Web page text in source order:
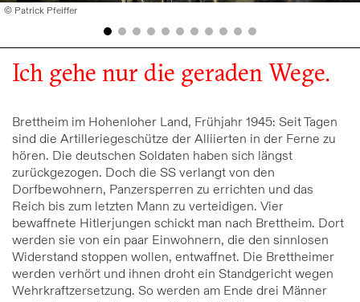
© Patrick Pfeiffer
Ich gehe nur die geraden Wege.
Brettheim im Hohenloher Land, Frühjahr 1945: Seit Tagen
sind die Artilleriegeschütze der Alliierten in der Ferne zu
hören. Die deutschen Soldaten haben sich längst
zurückgezogen. Doch die SS verlangt von den
Dorfbewohnern, Panzersperren zu errichten und das
Reich bis zum letzten Mann zu verteidigen. Vier
bewaffnete Hitlerjungen schickt man nach Brettheim. Dort
werden sie von ein paar Einwohnern, die den sinnlosen
Widerstand stoppen wollen, entwaffnet. Die Brettheimer
werden verhört und ihnen droht ein Standgericht wegen
Wehrkraftzersetzung. So werden am Ende drei Männer